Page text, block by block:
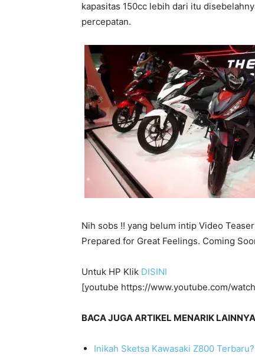
kapasitas 150cc lebih dari itu
percepatan.
Nih sobs !! yang belum intip Video
Prepared for Great Feelings. Coming
Untuk HP Klik DISINI
[youtube https://www.youtube.com/
BACA JUGA ARTIKEL MENARIK
Inikah Sketsa Kawasaki Z800 Terbaru?